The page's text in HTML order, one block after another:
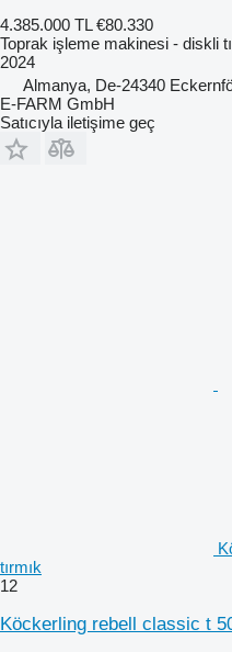
4.385.000 TL €80.330
Toprak işleme makinesi - diskli
2024
Almanya, De-24340
E-FARM GmbH
Satıcıyla iletişime geç
tırmık
12
Köckerling rebell classic t